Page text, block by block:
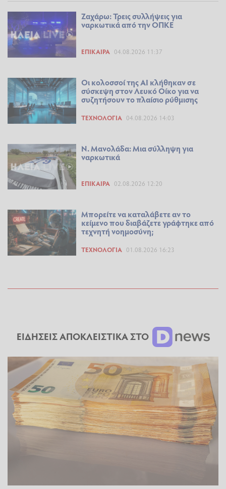
Ζαχάρω: Τρεις συλλήψεις για
ναρκωτικά από την ΟΠΚΕ
ΕΠΊΚΑΙΡΑ 04.08.2026 11:37
Οι κολοσσοί της ΑΙ κλήθηκαν σε
σύσκεψη στον Λευκό Οίκο για να
συζητήσουν το πλαίσιο ρύθμισης
ΤΕΧΝΟΛΟΓΊΑ 04.08.2026 14:03
Ν. Μανολάδα: Μια σύλληψη για
ναρκωτικά
ΕΠΊΚΑΙΡΑ 02.08.2026 12:20
Μπορείτε να καταλάβετε αν το
κείμενο που διαβάζετε γράφτηκε από
τεχνητή νοημοσύνη;
ΤΕΧΝΟΛΟΓΊΑ 01.08.2026 16:23
ΕΙΔΗΣΕΙΣ ΑΠΟΚΛΕΙΣΤΙΚΑ ΣΤΟ